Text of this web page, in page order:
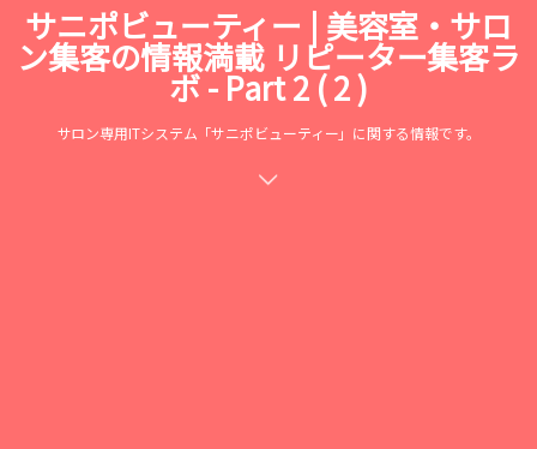
サニポビューティー | 美容室・サロ
ン集客の情報満載 リピーター集客ラ
ボ - Part 2 ( 2 )
サロン専用ITシステム「サニポビューティー」に関する情報です。